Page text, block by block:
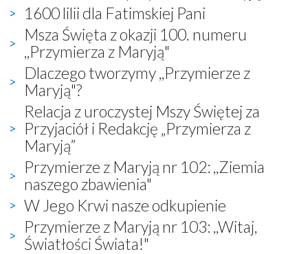
1600 lilii dla Fatimskiej Pani
Msza Święta z okazji 100. numeru
,,Przymierza z Maryją"
Dlaczego tworzymy ,,Przymierze z
Maryją"?
Relacja z uroczystej Mszy Świętej za
Przyjaciół i Redakcję „Przymierza z
Maryją”
Przymierze z Maryją nr 102: ,,Ziemia
naszego zbawienia"
W Jego Krwi nasze odkupienie
Przymierze z Maryją nr 103: ,,Witaj,
Światłości Świata!"